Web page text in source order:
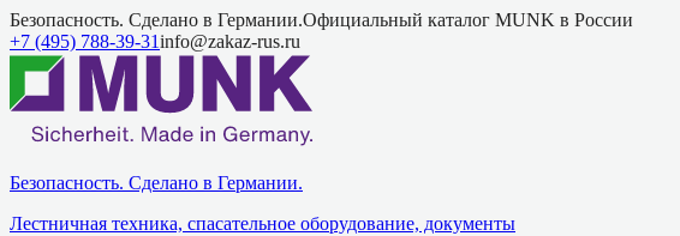
Безопасность. Сделано в Германии.Официальный каталог MUNK в России
+7 (495) 788-39-31info@zakaz-rus.ru
Безопасность. Сделано в Германии.
Лестничная техника, спасательное оборудование, документы